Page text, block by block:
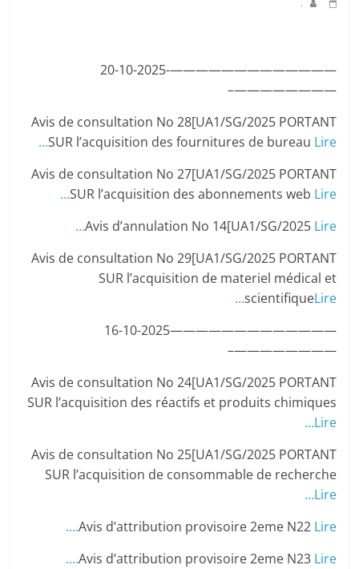
—————————————-20-10-2025
————————–
Avis de consultation No 28[UA1/SG/2025 PORTANT
SUR l’acquisition des fournitures de bureau Lire…
Avis de consultation No 27[UA1/SG/2025 PORTANT
SUR l’acquisition des abonnements web Lire…
Avis d’annulation No 14[UA1/SG/2025 Lire…
Avis de consultation No 29[UA1/SG/2025 PORTANT
SUR l’acquisition de materiel médical et
scientifiqueLire…
—————————————16-10-2025
————————–
Avis de consultation No 24[UA1/SG/2025 PORTANT
SUR l’acquisition des réactifs et produits chimiques
Lire…
Avis de consultation No 25[UA1/SG/2025 PORTANT
SUR l’acquisition de consommable de recherche
Lire…
Avis d’attribution provisoire 2eme N22Lire….
Avis d’attribution provisoire 2eme N23 Lire….